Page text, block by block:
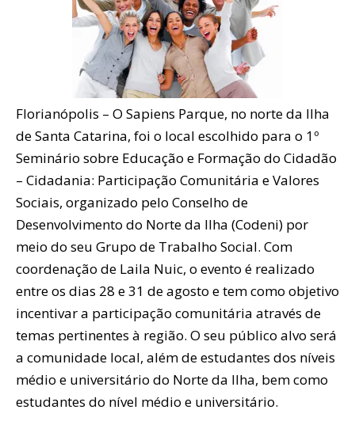
Florianópolis – O Sapiens Parque, no norte da Ilha
de Santa Catarina, foi o local escolhido para o 1º
Seminário sobre Educação e Formação do Cidadão
– Cidadania: Participação Comunitária e Valores
Sociais, organizado pelo Conselho de
Desenvolvimento do Norte da Ilha (Codeni) por
meio do seu Grupo de Trabalho Social. Com
coordenação de Laila Nuic, o evento é realizado
entre os dias 28 e 31 de agosto e tem como objetivo
incentivar a participação comunitária através de
temas pertinentes à região. O seu público alvo será
a comunidade local, além de estudantes dos níveis
médio e universitário do Norte da Ilha, bem como
estudantes do nível médio e universitário.